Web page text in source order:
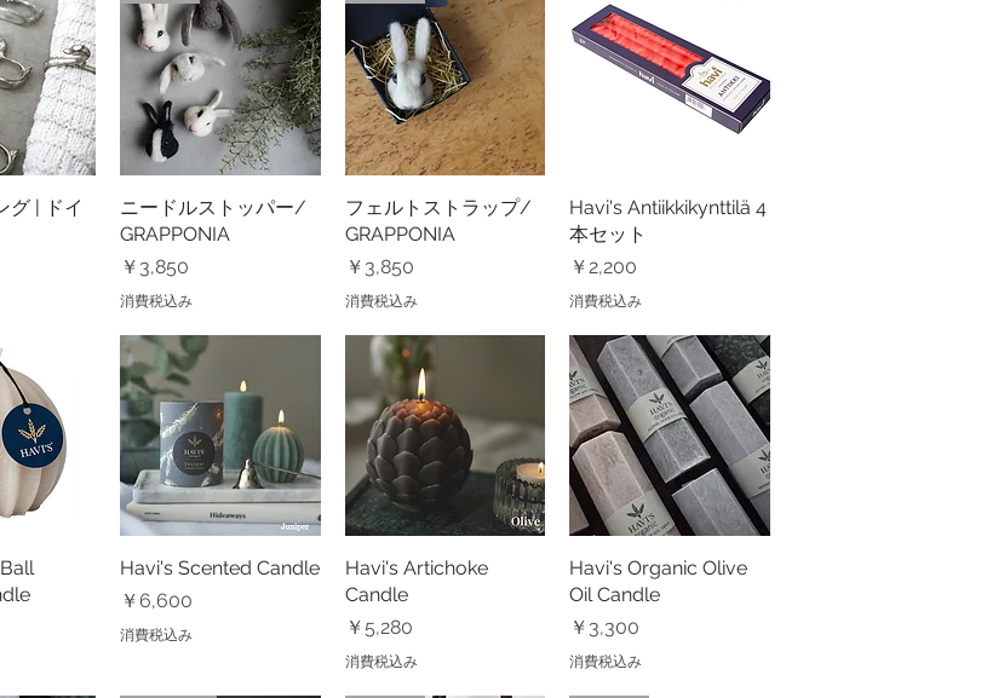
ュー
グ | ドイ
クイックビュー
ニードルストッパー/
GRAPPONIA
価格
￥3,850
消費税込み
クイックビュー
フェルトストラップ/
GRAPPONIA
価格
￥3,850
消費税込み
クイックビュー
Havi's Antiikkikynttilä 4
本セット
価格
￥2,200
消費税込み
ュー クイックビュー
Havi's Scented Candle
価格
￥6,600
消費税込み
クイックビュー
Havi's Artichoke
Candle
価格
￥5,280
消費税込み
クイックビュー
Havi's Organic Olive
Oil Candle
価格
￥3,300
消費税込み